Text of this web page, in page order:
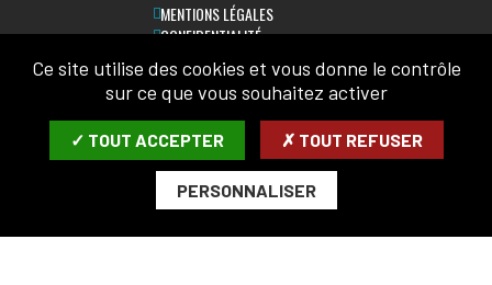
MENTIONS LÉGALES
CONFIDENTIALITÉ
ACCESSIBILITÉ
PLAN DU SITE
LETTRE D'INFORMATION
SAISIR VOTRE COURRIEL:
Ce site utilise des cookies et vous donne le contrôle
sur ce que vous souhaitez activer
✓ TOUT ACCEPTER ✗ TOUT REFUSER
PERSONNALISER